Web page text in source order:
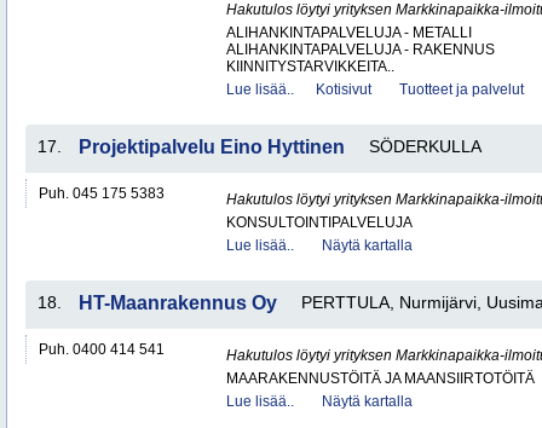
Hakutulos löytyi yrityksen Markkinapaikka-
ALIHANKINTAPALVELUJA - METALLI
ALIHANKINTAPALVELUJA - RAKENNUS
KIINNITYSTARVIKKEITA..
Lue lisää..
Kotisivut Tuotteet ja palvelut
17. Projektipalvelu Eino Hyttinen SÖDERKULLA
Puh. 045 175 5383
Hakutulos löytyi yrityksen Markkinapaikka-
KONSULTOINTIPALVELUJA
Lue lisää..
Näytä kartalla
18. HT-Maanrakennus Oy PERTTULA, Nurmijärvi,
Puh. 0400 414 541
Hakutulos löytyi yrityksen Markkinapaikka-
MAARAKENNUSTÖITÄ JA MAANSIIRTOTÖITÄ
Lue lisää..
Näytä kartalla